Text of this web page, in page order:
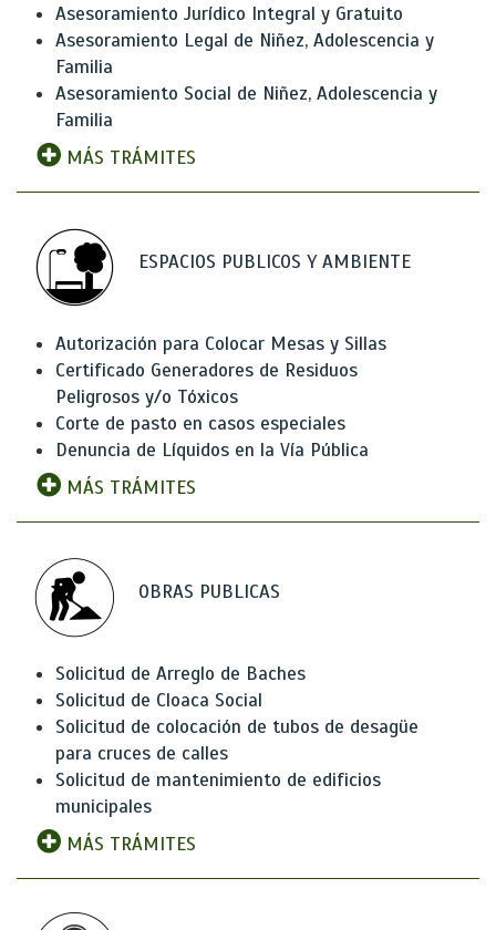
Asesoramiento Jurídico Integral y Gratuito
Asesoramiento Legal de Niñez, Adolescencia y
Familia
Asesoramiento Social de Niñez, Adolescencia y
Familia
MÁS TRÁMITES
ESPACIOS PUBLICOS Y AMBIENTE
Autorización para Colocar Mesas y Sillas
Certificado Generadores de Residuos
Peligrosos y/o Tóxicos
Corte de pasto en casos especiales
Denuncia de Líquidos en la Vía Pública
MÁS TRÁMITES
OBRAS PUBLICAS
Solicitud de Arreglo de Baches
Solicitud de Cloaca Social
Solicitud de colocación de tubos de desagüe
para cruces de calles
Solicitud de mantenimiento de edificios
municipales
MÁS TRÁMITES